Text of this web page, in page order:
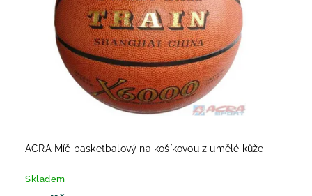
ACRA Míč basketbalový na košíkovou z umělé kůže
Skladem